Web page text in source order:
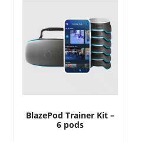
BlazePod Trainer Kit –
6 pods